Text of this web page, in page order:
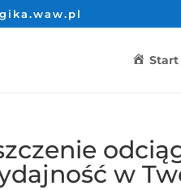
Start
w